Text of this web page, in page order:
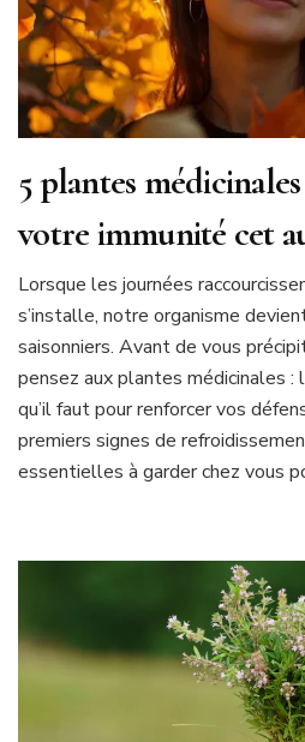
5 plantes
votre immunité cet
Lorsque les journées
s’installe, notre organisme
saisonniers. Avant de vous
pensez aux plantes médicinales
qu’il faut pour renforcer vos
premiers signes de
essentielles à garder chez vous